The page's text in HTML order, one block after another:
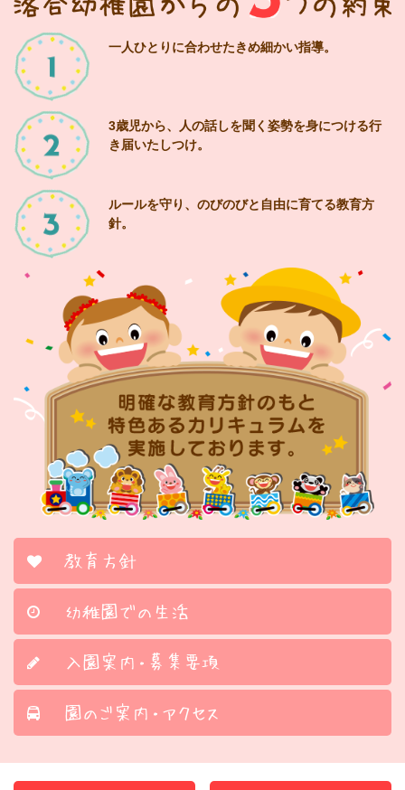
2026/7/15
R8 絵の具ぐちゃぐちゃ遊び
2026/7/13
2026/7/13
R8 お星様の忘れ物イベント
2026/7/3
R8 ぶどうジュース
R8七夕祭り
2026/6/26
R8 夏休みプールイベント
じゃがいも掘り(野菜スタンプ)・避難訓練Part1
じゃがいも掘り(野菜スタンプ)・避難訓練Part2
2026/6/26
水遊び・泡ソーダ製作
2026/6/26
4・5・6月合同誕生日会
R8 リトミック エッグシェイカー（年少）
一人ひとりに合わせたきめ細かい指導。
3歳児から、人の話しを聞く姿勢を身につける行
き届いたしつけ。
ルールを守り、のびのびと自由に育てる教育方
針。
教育方針
幼稚園での生活
入園案内・募集要項
園のご案内・アクセス